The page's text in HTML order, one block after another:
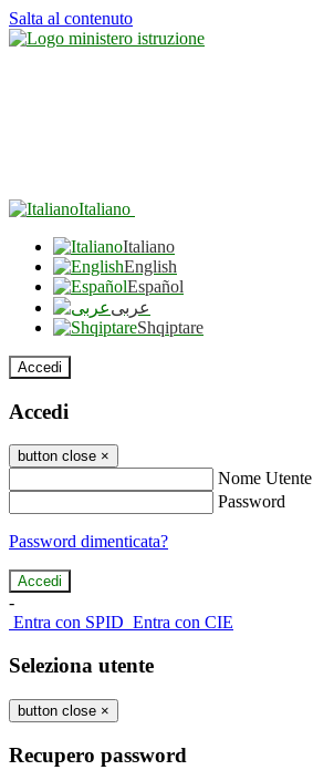
Salta al contenuto
Italiano
Italiano
English
Español
عربى
Shqiptare
Accedi
Accedi
button close ×
Nome Utente
Password
Password dimenticata?
-
Entra con SPID Entra con CIE
Seleziona utente
button close ×
Recupero password